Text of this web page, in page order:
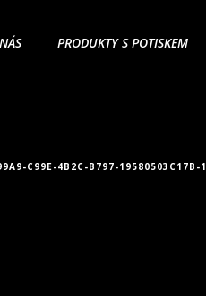
PRODUKTY S POTISKEM
C99E-4B2C-B797-19580503C17B-1